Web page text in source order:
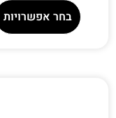
בחר אפשרויות